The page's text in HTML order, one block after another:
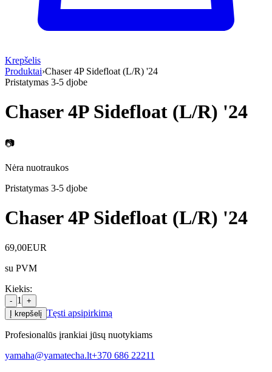
Krepšelis
Produktai›Chaser 4P Sidefloat (L/R) '24
Pristatymas 3-5 djobe
Chaser 4P Sidefloat (L/R) '24
📷
Nėra nuotraukos
Pristatymas 3-5 djobe
Chaser 4P Sidefloat (L/R) '24
69,00EUR
su PVM
Kiekis:
- 1
+
Į krepšelį Tęsti apsipirkimą
Profesionalūs įrankiai jūsų nuotykiams
yamaha@yamatecha.lt+370 686 22211